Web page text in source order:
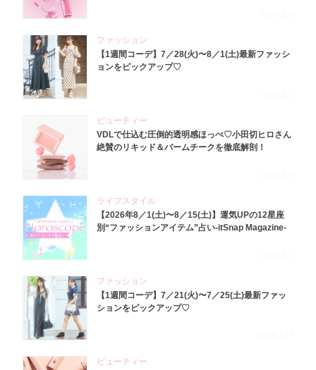
ファッション
【1週間コーデ】7／28(火)〜8／1(土)最新ファッシ
ョンをピックアップ♡
ビューティー
VDLで仕込む圧倒的透明感ほっぺ♡小田切ヒロさん
絶賛のリキッド＆バームチークを徹底解剖！
ライフスタイル
【2026年8／1(土)〜8／15(土)】運気UPの12星座
別“ファッションアイテム”占い-itSnap Magazine-
ファッション
【1週間コーデ】7／21(火)〜7／25(土)最新ファッ
ションをピックアップ♡
ビューティー